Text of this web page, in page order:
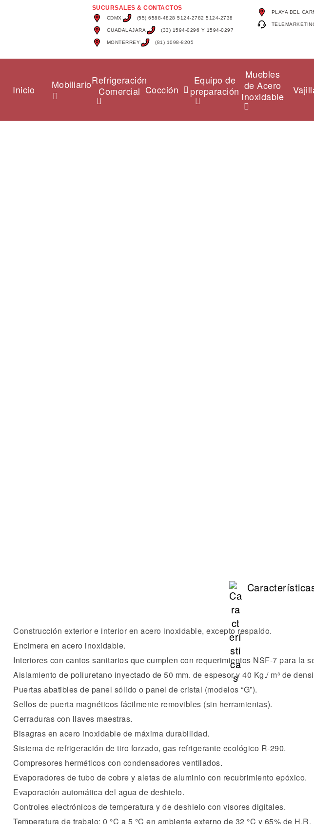
SUCURSALES & CONTACTOS
CDMX (55) 6588-4828 5124-2782 5124-2738
GUADALAJARA (33) 1594-0296 Y 1594-0297
MONTERREY (81) 1098-8205
PLAYA DEL
Inicio MobiliarioRefrigeración
Comercial Cocción
Equipo de
preparación
Muebles
de Acero
Inoxidable
Construcción exterior e interior en acero inoxidable, excepto respaldo.
Encimera en acero inoxidable.
Interiores con cantos sanitarios que cumplen con requerimientos NSF-7 para la
Aislamiento de poliuretano inyectado de 50 mm. de espesor y 40 Kg./ m³ de
Puertas abatibles de panel sólido o panel de cristal (modelos “G”).
Sellos de puerta magnéticos fácilmente removibles (sin herramientas).
Cerraduras con llaves maestras.
Bisagras en acero inoxidable de máxima durabilidad.
Sistema de refrigeración de tiro forzado, gas refrigerante ecológico R-290.
Compresores herméticos con condensadores ventilados.
Evaporadores de tubo de cobre y aletas de aluminio con recubrimiento epóxico.
Evaporación automática del agua de deshielo.
Controles electrónicos de temperatura y de deshielo con visores digitales.
Temperatura de trabajo: 0 °C a 5 °C en ambiente externo de 32 °C y 65% de H.R.